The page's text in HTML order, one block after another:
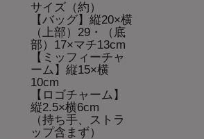
サイズ（約）
【バッグ】縦20×横
（上部）29・（底
部）17×マチ13cm
【ミッフィーチャ
ーム】縦15×横
10cm
【ロゴチャーム】
縦2.5×横6cm
（持ち手、ストラ
ップ含まず）